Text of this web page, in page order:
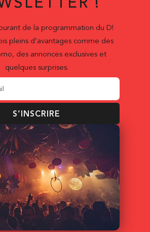
!
de la programmation du D!
pleins d’avantages comme des
des annonces exclusives et
quelques surprises.
S’INSCRIRE